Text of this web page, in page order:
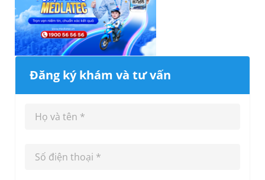
Đăng ký khám và tư vấn